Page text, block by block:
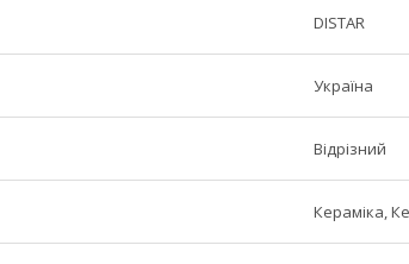
DISTAR
Україна
Відрізний
Кераміка,